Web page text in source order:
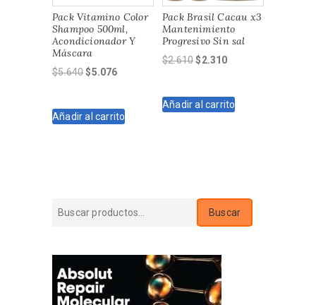
Pack Vitamino Color
Shampoo 500ml,
Acondicionador Y
Máscara
$5.640El
era:
$5.076El
es:
Añadir al carrito
Pack Brasil Cacau x3
Mantenimiento
Progresivo Sin sal
$2.610El
era:
$2.310El
es:
Añadir al carrito
Buscar
Buscar